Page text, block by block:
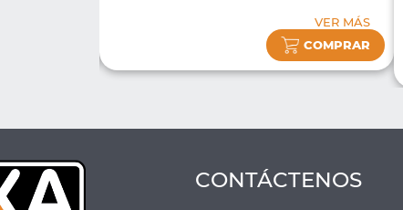
VER MÁS
COMPRAR
CONTÁCTENOS